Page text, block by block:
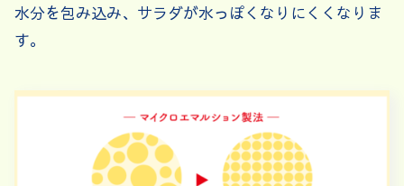
水分を包み込み、サラダが水っぽくなりにくくなりま
す。